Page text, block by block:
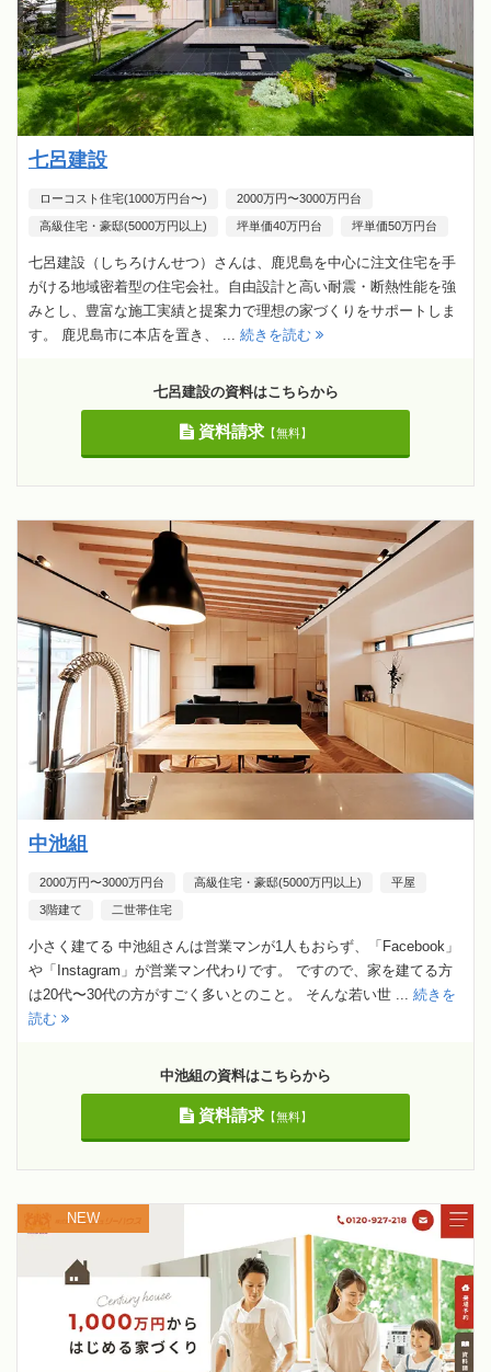
七呂建設
ローコスト住宅(1000万円台〜) 2000万円〜3000万円台
高級住宅・豪邸(5000万円以上) 坪単価40万円台 坪単価50万円台
七呂建設（しちろけんせつ）さんは、鹿児島を中心に注文住宅を手
がける地域密着型の住宅会社。自由設計と高い耐震・断熱性能を強
みとし、豊富な施工実績と提案力で理想の家づくりをサポートしま
す。 鹿児島市に本店を置き、 ... 続きを読む
七呂建設の資料はこちらから
資料請求【無料】
中池組
2000万円〜3000万円台 高級住宅・豪邸(5000万円以上) 平屋
3階建て 二世帯住宅
小さく建てる 中池組さんは営業マンが1人もおらず、「Facebook」
や「Instagram」が営業マン代わりです。 ですので、家を建てる方
は20代〜30代の方がすごく多いとのこと。 そんな若い世 ... 続きを
読む
中池組の資料はこちらから
資料請求【無料】
NEW